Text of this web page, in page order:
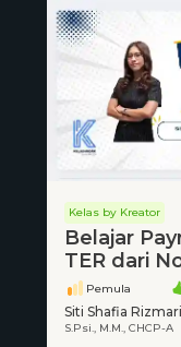
Kelas by Kreator
Belajar
TER dari
Pemula
Siti Shafia
S.Psi., M.M., CHCP-A